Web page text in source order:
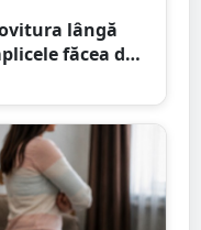
lângă
făcea de